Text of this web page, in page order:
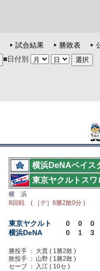
試合結果 勝敗表
■日付別
横浜DeNAベイス
東京ヤクルトスワ
横 浜
8回戦 ( ［デ］6勝2敗0分 )
東京ヤクルト 0 0
0
横浜DeNA
0 1 3
勝投手 ： 大貫 ( 1勝2敗 )
敗投手 ： 山野 ( 1勝2敗 )
セーブ ：
入江 ( 10セ )